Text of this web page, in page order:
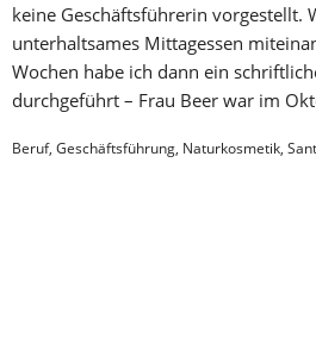
keine Geschäftsführerin vorgestellt.
unterhaltsames Mittagessen
Wochen habe ich dann ein
durchgeführt – Frau Beer war im
Beruf, Geschäftsführung, Naturkosmetik,